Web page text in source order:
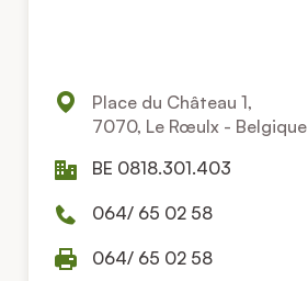
Place du Château 1,
7070, Le Rœulx - Belgique
BE 0818.301.403
064/ 65 02 58
064/ 65 02 58